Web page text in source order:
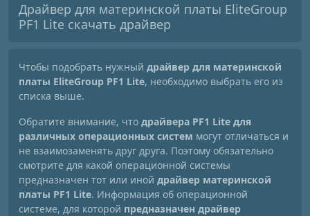
Драйвер для материнской платы EliteGroup
PF1 Lite скачать драйвер
Чтобы подобрать нужный драйвер для материнской
платы EliteGroup PF1 Lite, необходимо выбрать его из
списка выше.
Обратите внимание, что драйвера PF1 Lite для
различных операционных систем могут отличаться и
не взаимозаменять друг друга. Поэтому обязательно
смотрите для какой операционной системы
предназначен тот или иной драйвер материнской
платы PF1 Lite. Информация об операционной
системе, для которой предназначен драйвер